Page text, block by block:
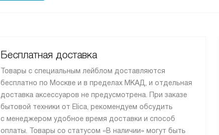
Бесплатная доставка
Товары с специальным лейблом доставляются
бесплатно по Москве и в пределах МКАД, и отдельная
доставка аксессуаров не предусмотрена. При заказе
бытовой техники от Elica, рекомендуем обсудить
с менеджером удобное время доставки и способ
оплаты. Товары со статусом «В наличии» могут быть